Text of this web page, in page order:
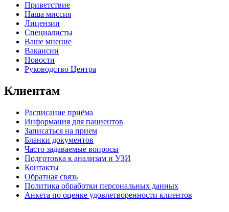
Приветствие
Наша миссия
Лицензии
Специалисты
Ваше мнение
Вакансии
Новости
Руководство Центра
Клиентам
Расписание приёма
Информация для пациентов
Записаться на прием
Бланки документов
Часто задаваемые вопросы
Подготовка к анализам и УЗИ
Контакты
Обратная связь
Политика обработки персональных данных
Анкета по оценке удовлетворенности клиентов